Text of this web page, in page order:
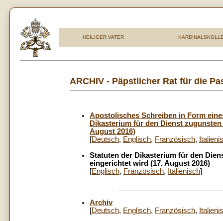
HEILIGER VATER
ARCHIV - Päpstlicher Rat für die
Apostolisches Schreiben in Form
Dikasterium für den Dienst
August 2016)
[Deutsch, Englisch, Französisch,
Statuten der Dikasterium für den
eingerichtet wird (17. August 2016)
[Englisch, Französisch, Italienisch]
Archiv
[Deutsch, Englisch, Französisch,